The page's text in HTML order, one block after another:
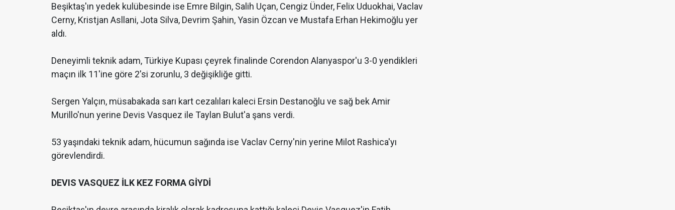
Beşiktaş'ın yedek kulübesinde ise Emre Bilgin, Salih Uçan, Cengiz Ünder, Felix Uduokhai, Vaclav
Cerny, Kristjan Asllani, Jota Silva, Devrim Şahin, Yasin Özcan ve Mustafa Erhan Hekimoğlu yer
aldı.
Deneyimli teknik adam, Türkiye Kupası çeyrek finalinde Corendon Alanyaspor'u 3-0 yendikleri
maçın ilk 11'ine göre 2'si zorunlu, 3 değişikliğe gitti.
Sergen Yalçın, müsabakada sarı kart cezalıları kaleci Ersin Destanoğlu ve sağ bek Amir
Murillo'nun yerine Devis Vasquez ile Taylan Bulut'a şans verdi.
53 yaşındaki teknik adam, hücumun sağında ise Vaclav Cerny'nin yerine Milot Rashica'yı
görevlendirdi.
DEVIS VASQUEZ İLK KEZ FORMA GİYDİ